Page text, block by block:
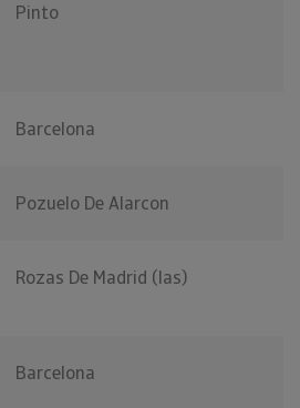
Pinto
Barcelona
Pozuelo De Alarcon
Rozas De Madrid (las)
Barcelona